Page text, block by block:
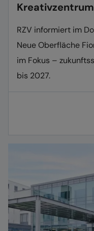
RZV informiert im
Neue Oberfläche
im Fokus –
bis 2027.